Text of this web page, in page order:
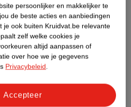
Lenzenvloeistof
persoonlijker en makkelijker te
de beste acties en aanbiedingen
je ook buiten Kruidvat.be relevante
zelf welke cookies je
altijd aanpassen of
over hoe we je gegevens
Privacybeleid.
Accepteer